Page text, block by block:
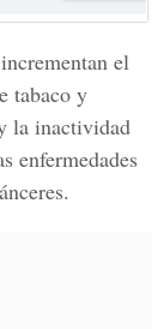
el
tabaco y
la inactividad
enfermedades